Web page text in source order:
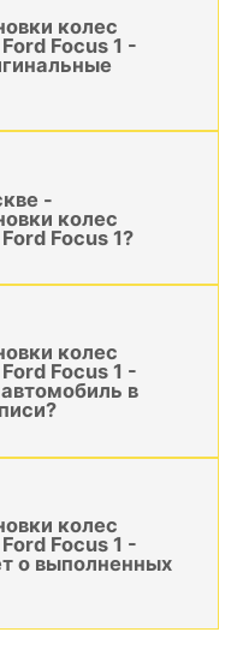
колес
Focus 1 -
-
колес
Focus 1?
колес
Focus 1 -
в
колес
Focus 1 -
о выполненных